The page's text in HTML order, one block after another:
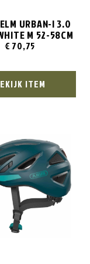
URBAN-I 3.0
M 52-58CM
€ 70,75
ITEM